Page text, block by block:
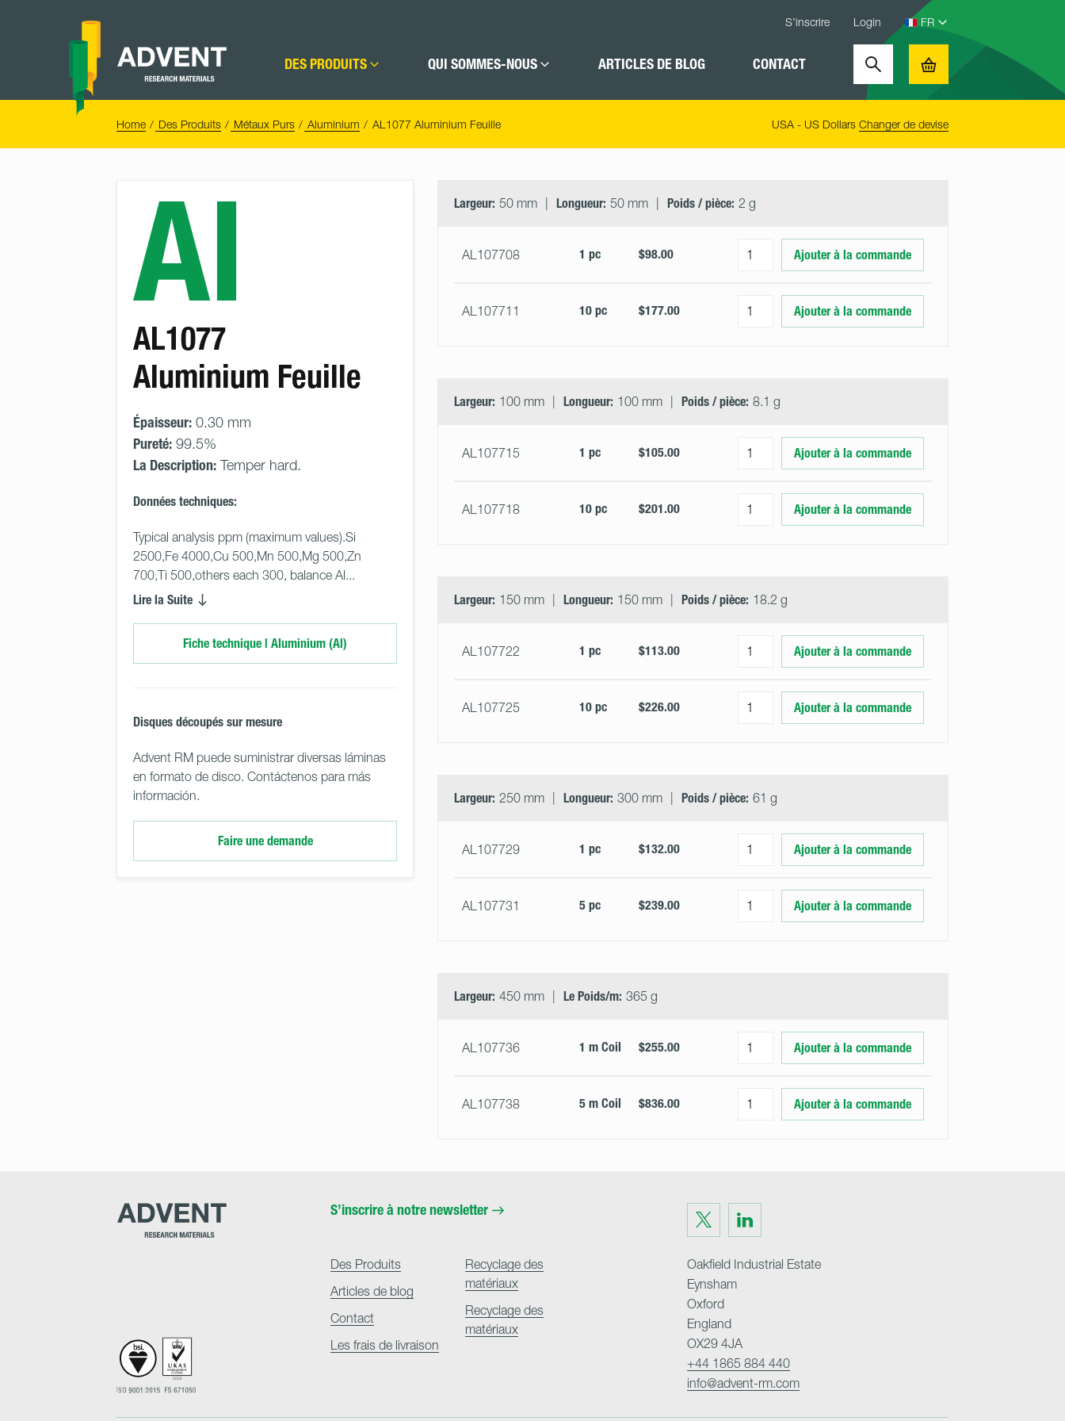
S’inscrire Login
DES PRODUITS QUI SOMMES-NOUS ARTICLES DE BLOG CONTACT Search Basket
Home Des Produits Métaux Purs Aluminium AL1077 Aluminium Feuille USA - US Dollars Changer de devise
Al
AL1077
Aluminium Feuille
Épaisseur: 0.30 mm
Pureté: 99.5%
La Description: Temper hard.
Données techniques:
Typical analysis ppm (maximum values).Si
2500,Fe 4000,Cu 500,Mn 500,Mg 500,Zn
700,Ti 500,others each 300, balance Al...
Lire la Suite
Fiche technique | Aluminium (Al)
Disques découpés sur mesure
Advent RM puede suministrar diversas láminas
en formato de disco. Contáctenos para más
información.
Faire une demande
QuantityLargeur: 50 mm Longueur: 50 mm Poids / pièce: 2 g
AL107708 1 pc $98.00 Ajouter à la commande
AL107711 10 pc $177.00 Ajouter à la commande
Largeur: 100 mm Longueur: 100 mm Poids / pièce: 8.1 g
AL107715 1 pc $105.00 Ajouter à la commande
AL107718 10 pc $201.00 Ajouter à la commande
Largeur: 150 mm Longueur: 150 mm Poids / pièce: 18.2 g
AL107722 1 pc $113.00 Ajouter à la commande
AL107725 10 pc $226.00 Ajouter à la commande
Largeur: 250 mm Longueur: 300 mm Poids / pièce: 61 g
AL107729 1 pc $132.00 Ajouter à la commande
AL107731 5 pc $239.00 Ajouter à la commande
Largeur: 450 mm Le Poids/m: 365 g
AL107736 1 m Coil $255.00 Ajouter à la commande
AL107738 5 m Coil $836.00 Ajouter à la commande
S’inscrire à notre newsletter
Visit
us
on
Twitter
Visit
on
LinkedIn
Des Produits
Articles de blog
Contact
Les frais de livraison
Recyclage des
matériaux
Recyclage des
matériaux
Oakfield Industrial Estate
Eynsham
Oxford
England
OX29 4JA
+44 1865 884 440
info@advent-rm.com